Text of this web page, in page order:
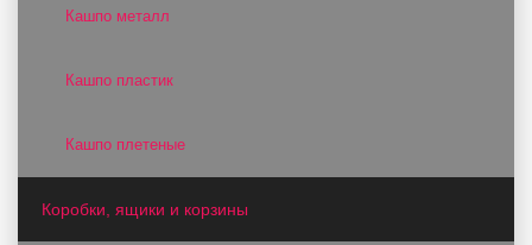
Кашпо металл
Кашпо пластик
Кашпо плетеные
Коробки, ящики и корзины